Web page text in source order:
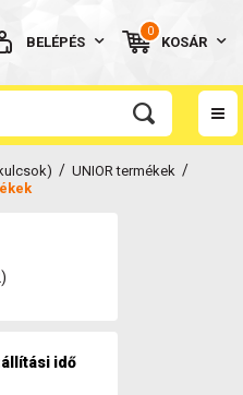
BELÉPÉS
0
KOSÁR
/ UNIOR termékek /
idő